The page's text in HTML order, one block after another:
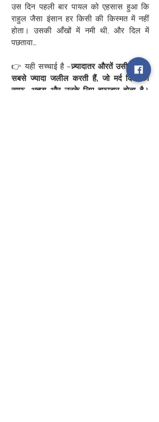
उस दिन पहली बार पायल को एहसास हुआ कि
राहुल जैसा इंसान हर किसी की किस्मत में नहीं
होता। उसकी आँखों में नमी थी, और दिल में
पछतावा…
👉 यही सच्चाई है –ज़्यादातर औरतें उसी मर्द को
सबसे ज्यादा जलील करती हैं, जो मर्द दिल का
साफ़, अच्छा और उनके लिए वफ़ादार होता है।